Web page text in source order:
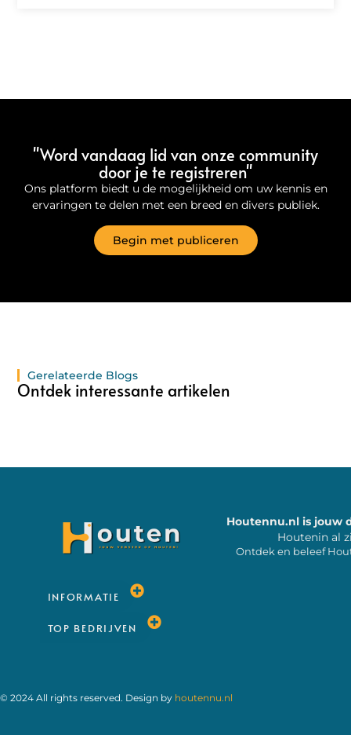
"Word vandaag lid van onze community
door je te registreren"
Ons platform biedt u de mogelijkheid om uw kennis en
ervaringen te delen met een breed en divers publiek.
Begin met publiceren
Gerelateerde Blogs
Ontdek interessante artikelen
Houtennu.nl is jouw
Houtenin al
Ontdek en beleef
INFORMATIE
TOP BEDRIJVEN
© 2024 All rights reserved. Design by houtennu.nl